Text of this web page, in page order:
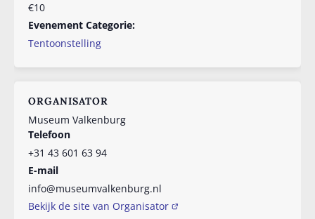
€10
Evenement Categorie:
Tentoonstelling
ORGANISATOR
Museum Valkenburg
Telefoon
+31 43 601 63 94
E-mail
info@museumvalkenburg.nl
Bekijk de site van Organisator